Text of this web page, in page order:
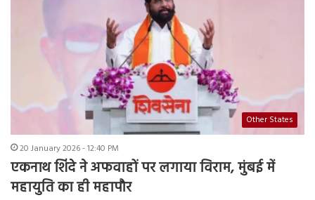
Other States
20 January 2026 - 12:40 PM
एकनाथ शिंदे ने अफवाहों पर लगाया विराम, मुंबई में
महायुति का ही महापौर